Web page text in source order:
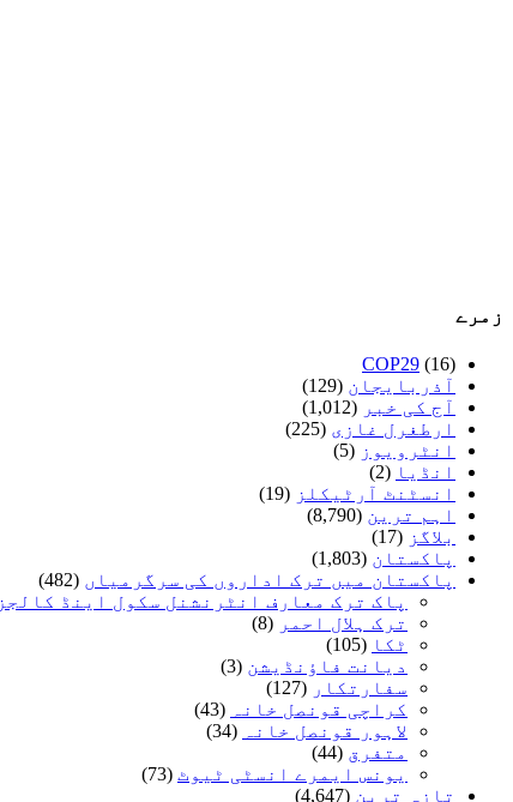
زمرے
COP29 (16)
آذربایجان (129)
آج کی خبر (1,012)
ارطغرل غازی (225)
انٹرویوز (5)
انڈیا (2)
انسٹنٹ آرٹیکلز (19)
اہم ترین (8,790)
بلاگز (17)
پاکستان (1,803)
پاکستان میں ترک اداروں کی سرگرمیاں (482)
پاک ترک معارف انٹرنشنل سکول اینڈ کالجز
ترک ہلال احمر (8)
ٹکا (105)
دیانت فاؤنڈیشن (3)
سفارتکار (127)
کراچی قونصل خانہ
(43)
لاہور قونصل خانہ
(34)
متفرق (44)
یونس ایمرے انسٹی ٹیوٹ (73)
تازہ ترین (4,647)